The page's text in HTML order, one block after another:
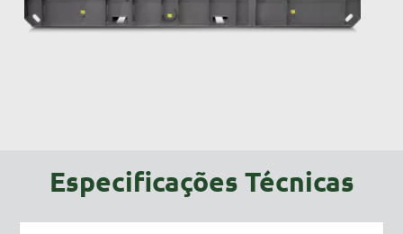
Especificações Técnicas